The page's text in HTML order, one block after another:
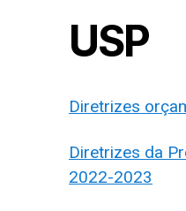
USP
Diretrizes
Diretrizes da
2022-2023